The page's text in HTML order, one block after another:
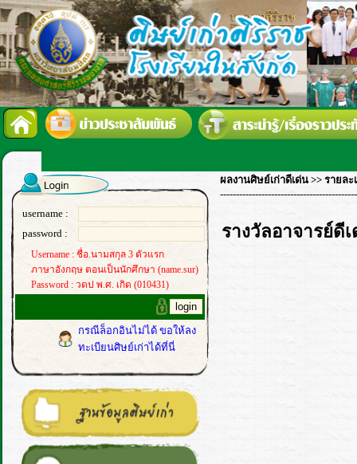
username :
password :
Username : ชื่อ.นามสกุล 3 ตัวแรก
ภาษาอังกฤษ ตอนเป็นนักศึกษา (name.sur)
Password : วดป พ.ศ. เกิด (010431)
กรณีล็อกอินไม่ได้ ขอให้ลง
ทะเบียนศิษย์เก่าได้ที่นี่
ผลงานศิษย์เก่าดีเด่น >> รายละ
รางวัลอาจารย์ดี